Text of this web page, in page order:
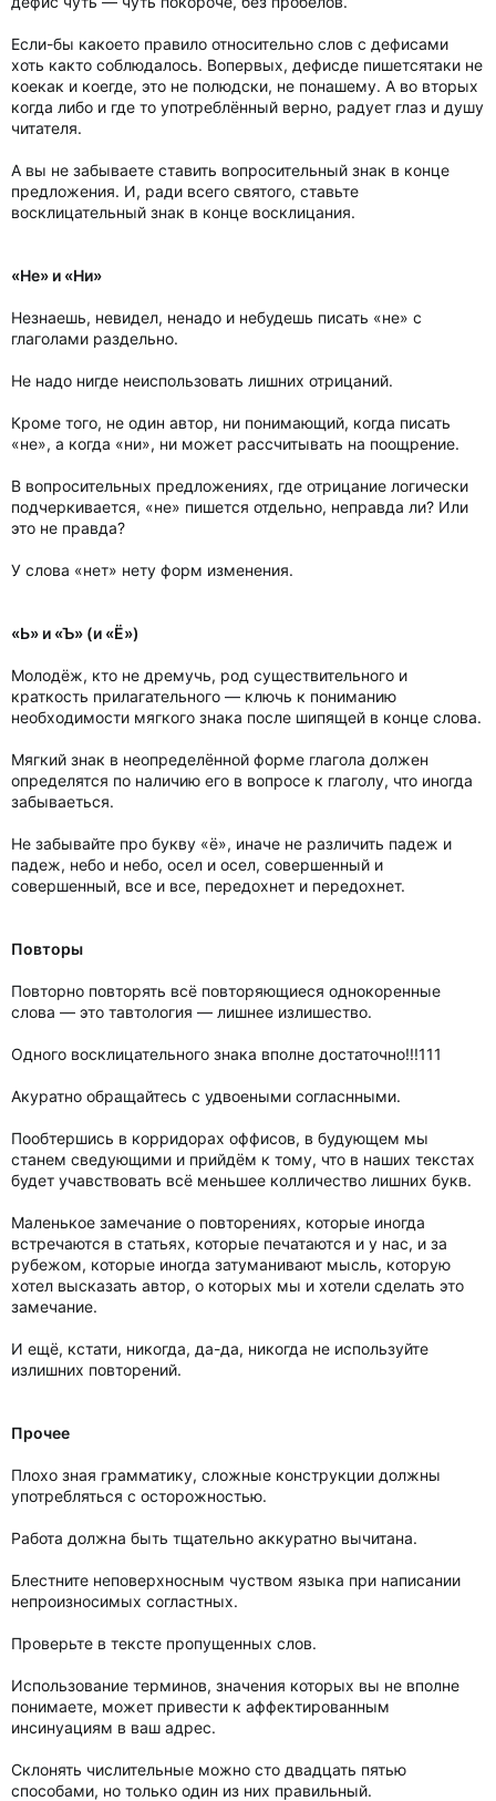
Если-бы какоето правило относительно слов с дефисами
хоть както соблюдалось. Вопервых, дефисде пишетсятаки не
коекак и коегде, это не полюдски, не понашему. А во вторых
когда либо и где то употреблённый верно, радует глаз и душу
читателя.
А вы не забываете ставить вопросительный знак в конце
предложения. И, ради всего святого, ставьте
восклицательный знак в конце восклицания.
«Не» и «Ни»
Незнаешь, невидел, ненадо и небудешь писать «не» с
глаголами раздельно.
Не надо нигде неиспользовать лишних отрицаний.
Кроме того, не один автор, ни понимающий, когда писать
«не», а когда «ни», ни может рассчитывать на поощрение.
В вопросительных предложениях, где отрицание логически
подчеркивается, «не» пишется отдельно, неправда ли? Или
это не правда?
У слова «нет» нету форм изменения.
«Ь» и «Ъ» (и «Ё»)
Молодёж, кто не дремучь, род существительного и
краткость прилагательного — ключь к пониманию
необходимости мягкого знака после шипящей в конце слова.
Мягкий знак в неопределённой форме глагола должен
определятся по наличию его в вопросе к глаголу, что иногда
забываеться.
Не забывайте про букву «ё», иначе не различить падеж и
падеж, небо и небо, осел и осел, совершенный и
совершенный, все и все, передохнет и передохнет.
Повторы
Повторно повторять всё повторяющиеся однокоренные
слова — это тавтология — лишнее излишество.
Одного восклицательного знака вполне достаточно!!!111
Акуратно обращайтесь с удвоеными согласнными.
Пообтершись в корридорах оффисов, в будующем мы
станем сведующими и прийдём к тому, что в наших текстах
будет учавствовать всё меньшее колличество лишних букв.
Маленькое замечание о повторениях, которые иногда
встречаются в статьях, которые печатаются и у нас, и за
рубежом, которые иногда затуманивают мысль, которую
хотел высказать автор, о которых мы и хотели сделать это
замечание.
И ещё, кстати, никогда, да-да, никогда не используйте
излишних повторений.
Прочее
Плохо зная грамматику, сложные конструкции должны
употребляться с осторожностью.
Работа должна быть тщательно аккуратно вычитана.
Блестните неповерхносным чуством языка при написании
непроизносимых согластных.
Проверьте в тексте пропущенных слов.
Использование терминов, значения которых вы не вполне
понимаете, может привести к аффектированным
инсинуациям в ваш адрес.
Склонять числительные можно сто двадцать пятью
способами, но только один из них правильный.